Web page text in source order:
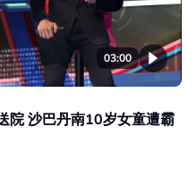
03:00
院 沙巴丹南10岁女童遭霸